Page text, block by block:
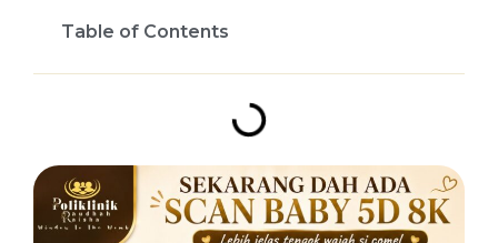
Table of Contents